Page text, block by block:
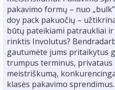
pakavimo formų – nuo
doy pack pakuočių –
būtų pateikiami patraukliai
rinktis Involutus?
gautumėte jums pritaikytus
trumpus terminus, privataus
meistriškumą,
klasės pakavimo sprendimus.